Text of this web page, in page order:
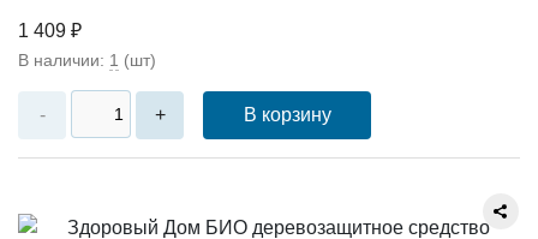
1 409 ₽
В наличии: 1 (шт)
- + В корзину